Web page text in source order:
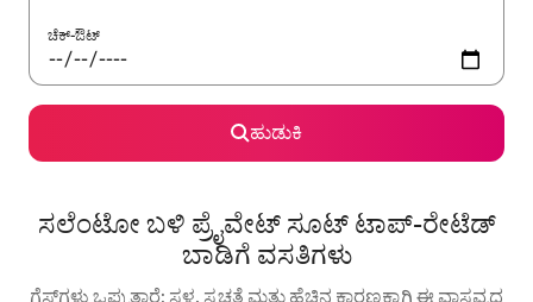
ಚೆಕ್-ಔಟ್
ಹುಡುಕಿ
ಸಲೆಂಟೋ ಬಳಿ ಪ್ರೈವೇಟ್ ಸೂಟ್ ಟಾಪ್-ರೇಟೆಡ್
ಬಾಡಿಗೆ ವಸತಿಗಳು
ಗೆಸ್ಟ್‌ಗಳು ಒಪ್ಪುತ್ತಾರೆ: ಸ್ಥಳ, ಸ್ವಚ್ಛತೆ ಮತ್ತು ಹೆಚ್ಚಿನ ಕಾರಣಕ್ಕಾಗಿ ಈ ವಾಸ್ತವ್ಯದ